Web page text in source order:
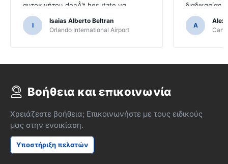
αυτοκινήτου donÂ't hesutate να
επικοινωνήσετε μαζί τους
I
Isaias Alberto Beltran
Orlando International Airport
διαδικασίας
A
Alex
Βοήθεια και επικοινωνία
Χρειάζεστε βοήθεια; Επικοινωνήστε με τους ειδικούς
μας στην ενοικίαση.
Υποστήριξη πελατών